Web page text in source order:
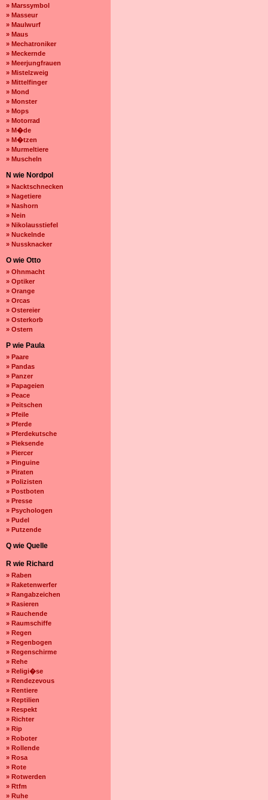
» Marssymbol
» Masseur
» Maulwurf
» Maus
» Mechatroniker
» Meckernde
» Meerjungfrauen
» Mistelzweig
» Mittelfinger
» Mond
» Monster
» Mops
» Motorrad
» M�de
» M�tzen
» Murmeltiere
» Muscheln
N wie Nordpol
» Nacktschnecken
» Nagetiere
» Nashorn
» Nein
» Nikolausstiefel
» Nuckelnde
» Nussknacker
O wie Otto
» Ohnmacht
» Optiker
» Orange
» Orcas
» Ostereier
» Osterkorb
» Ostern
P wie Paula
» Paare
» Pandas
» Panzer
» Papageien
» Peace
» Peitschen
» Pfeile
» Pferde
» Pferdekutsche
» Pieksende
» Piercer
» Pinguine
» Piraten
» Polizisten
» Postboten
» Presse
» Psychologen
» Pudel
» Putzende
Q wie Quelle
R wie Richard
» Raben
» Raketenwerfer
» Rangabzeichen
» Rasieren
» Rauchende
» Raumschiffe
» Regen
» Regenbogen
» Regenschirme
» Rehe
» Religi�se
» Rendezevous
» Rentiere
» Reptilien
» Respekt
» Richter
» Rip
» Roboter
» Rollende
» Rosa
» Rote
» Rotwerden
» Rtfm
» Ruhe